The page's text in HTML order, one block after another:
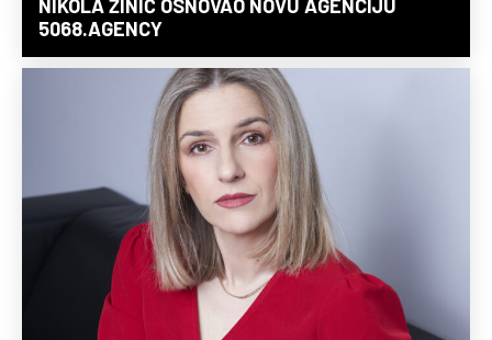
NIKOLA ŽINIĆ OSNOVAO NOVU AGENCIJU
5068.AGENCY